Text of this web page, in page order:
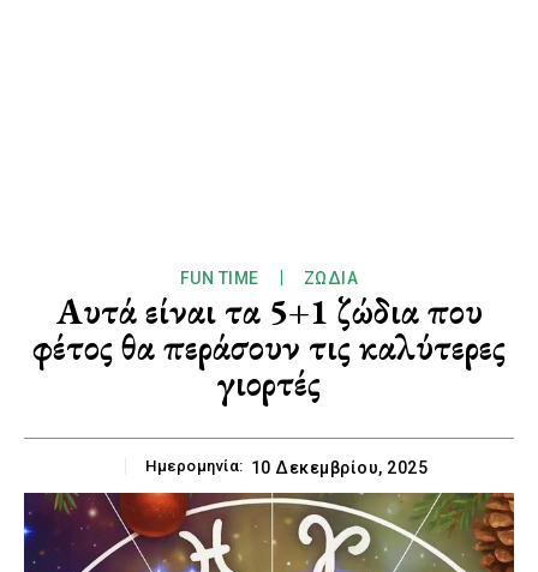
FUN TIME ΖΏΔΙΑ
Αυτά είναι τα 5+1 ζώδια που
φέτος θα περάσουν τις καλύτερες
γιορτές
Ημερομηνία: 10 Δεκεμβρίου, 2025